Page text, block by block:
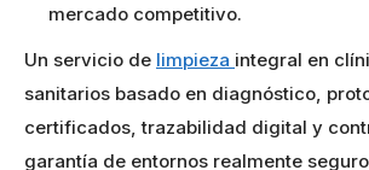
mercado competitivo.
Un servicio de limpieza integral en
sanitarios basado en diagnóstico,
certificados, trazabilidad digital y
garantía de entornos realmente